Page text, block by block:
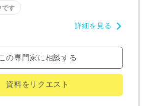
す
詳細を見る
この専門家に相談する
資料をリクエスト
成
っての注意事項
プライバシーポリシー
に則って，いただい
す。